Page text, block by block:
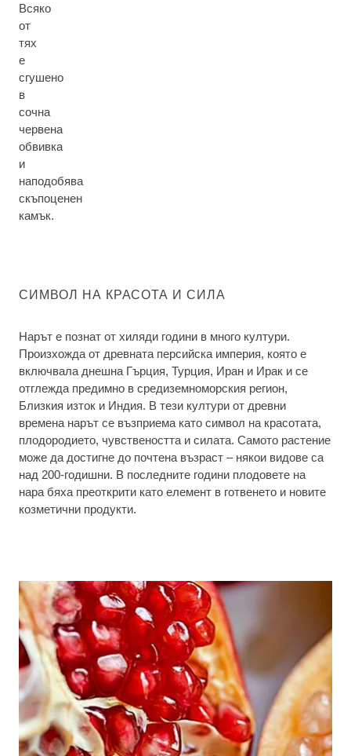
Всяко
от
тях
е
сгушено
в
сочна
червена
обвивка
и
наподобява
скъпоценен
камък.
СИМВОЛ НА КРАСОТА И СИЛА
Нарът е познат от хиляди години в много култури.
Произхожда от древната персийска империя, която е
включвала днешна Гърция, Турция, Иран и Ирак и се
отглежда предимно в средиземноморския регион,
Близкия изток и Индия. В тези култури от древни
времена нарът се възприема като символ на красотата,
плодородието, чувствеността и силата. Самото растение
може да достигне до почтена възраст – някои видове са
над 200-годишни. В последните години плодовете на
нара бяха преоткрити като елемент в готвенето и новите
козметични продукти.